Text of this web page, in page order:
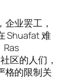
业罢工，
Shuafat 难
Ras
区的人们，
格的限制关